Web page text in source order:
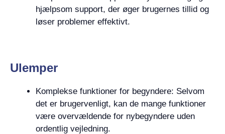
hjælpsom support, der øger brugernes tillid og
løser problemer effektivt.
Ulemper
Komplekse funktioner for begyndere: Selvom
det er brugervenligt, kan de mange funktioner
være overvældende for nybegyndere uden
ordentlig vejledning.